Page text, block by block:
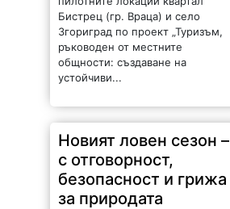
Бистрец (гр. Враца) и село
Згориград по проект „Туризъм,
ръководен от местните
общности: създаване на
устойчиви...
Новият ловен сезон –
с отговорност,
безопасност и грижа
за природата